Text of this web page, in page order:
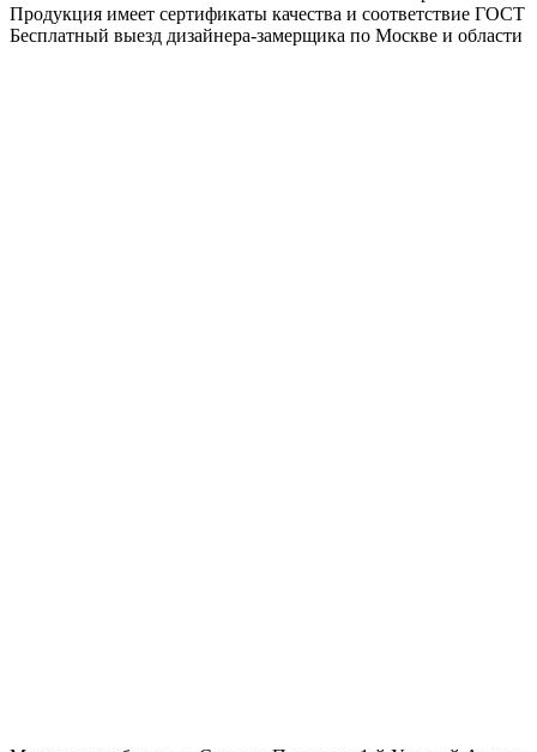
Продукция имеет сертификаты качества и соответствие ГОСТ
Бесплатный выезд дизайнера-замерщика по Москве и области